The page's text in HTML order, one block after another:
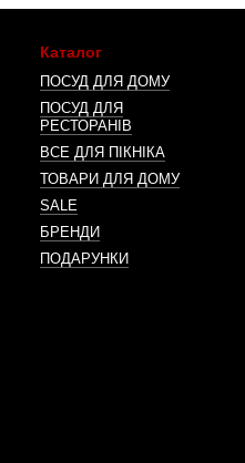
Каталог
ПОСУД ДЛЯ ДОМУ
ПОСУД ДЛЯ
РЕСТОРАНІВ
ВСЕ ДЛЯ ПІКНІКА
ТОВАРИ ДЛЯ ДОМУ
SALE
БРЕНДИ
ПОДАРУНКИ